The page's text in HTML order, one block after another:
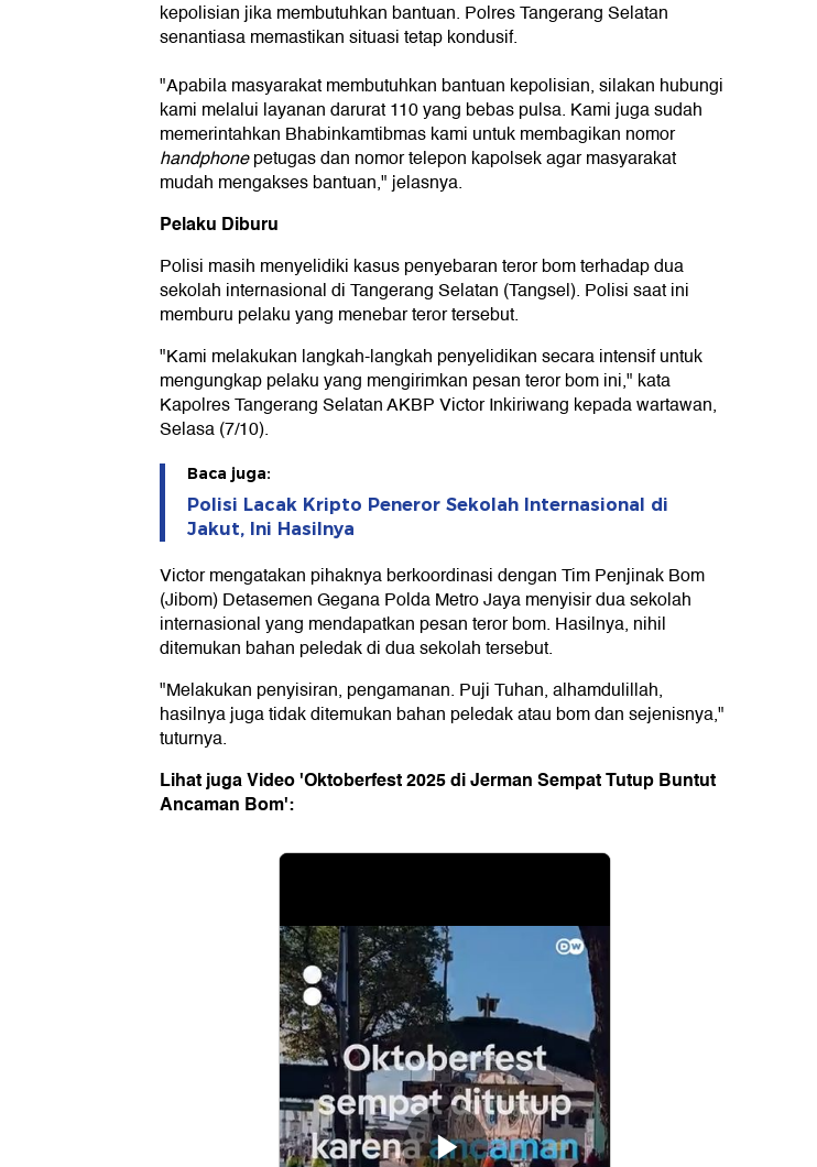
kepolisian jika membutuhkan bantuan. Polres Tangerang Selatan
senantiasa memastikan situasi tetap kondusif.
"Apabila masyarakat membutuhkan bantuan kepolisian, silakan hubungi
kami melalui layanan darurat 110 yang bebas pulsa. Kami juga sudah
memerintahkan Bhabinkamtibmas kami untuk membagikan nomor
handphonepetugas dan nomor telepon kapolsek agar masyarakat
mudah mengakses bantuan," jelasnya.
Pelaku Diburu
Polisi masih menyelidiki kasus penyebaran teror bom terhadap dua
sekolah internasional di Tangerang Selatan (Tangsel). Polisi saat ini
memburu pelaku yang menebar teror tersebut.
"Kami melakukan langkah-langkah penyelidikan secara intensif untuk
mengungkap pelaku yang mengirimkan pesan teror bom ini," kata
Kapolres Tangerang Selatan AKBP Victor Inkiriwang kepada wartawan,
Selasa (7/10).
Baca juga:
Polisi Lacak Kripto Peneror Sekolah Internasional di
Jakut, Ini Hasilnya
Victor mengatakan pihaknya berkoordinasi dengan Tim Penjinak Bom
(Jibom) Detasemen Gegana Polda Metro Jaya menyisir dua sekolah
internasional yang mendapatkan pesan teror bom. Hasilnya, nihil
ditemukan bahan peledak di dua sekolah tersebut.
"Melakukan penyisiran, pengamanan. Puji Tuhan, alhamdulillah,
hasilnya juga tidak ditemukan bahan peledak atau bom dan sejenisnya,"
tuturnya.
Lihat juga Video 'Oktoberfest 2025 di Jerman Sempat Tutup Buntut
Ancaman Bom':